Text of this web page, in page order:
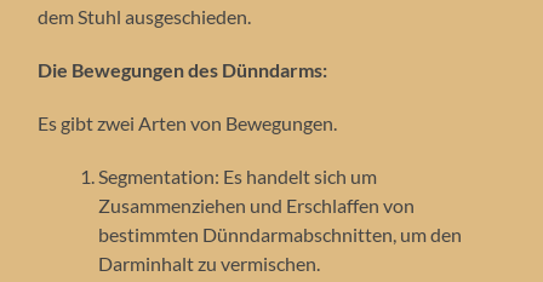
dem Stuhl ausgeschieden.
Die Bewegungen des Dünndarms:
Es gibt zwei Arten von Bewegungen.
Segmentation: Es handelt sich um
Zusammenziehen und Erschlaffen von
bestimmten Dünndarmabschnitten, um den
Darminhalt zu vermischen.